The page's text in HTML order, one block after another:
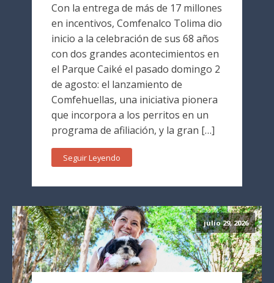
Con la entrega de más de 17 millones
en incentivos, Comfenalco Tolima dio
inicio a la celebración de sus 68 años
con dos grandes acontecimientos en
el Parque Caiké el pasado domingo 2
de agosto: el lanzamiento de
Comfehuellas, una iniciativa pionera
que incorpora a los perritos en un
programa de afiliación, y la gran […]
Seguir Leyendo
julio 29, 2026